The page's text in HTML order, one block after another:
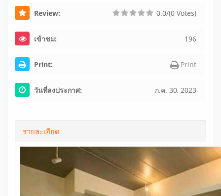
Review: 0.0/(0 Votes)
เข้าชม: 196
Print: Print
วันที่ลงประกาศ: ก.ค. 30, 2023
รายละเอียด